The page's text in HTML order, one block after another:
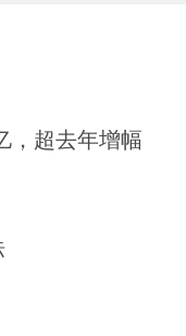
，超去年增幅